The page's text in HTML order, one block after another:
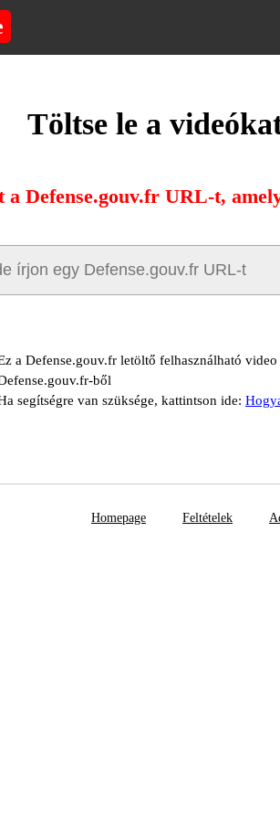
Töltse le a
Defense.gouv.fr URL-t,
a Defense.gouv.fr letöltő felhasználható
ből
segítségre van szüksége, kattintson ide:
Homepage Feltételek